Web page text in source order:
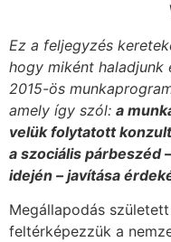
Ez a feljegyzés
hogy miként haladjunk
2015-ös
amely így szól: a
velük folytatott
a szociális párbeszéd
idején – javítása
Megállapodás
feltérképezzük a